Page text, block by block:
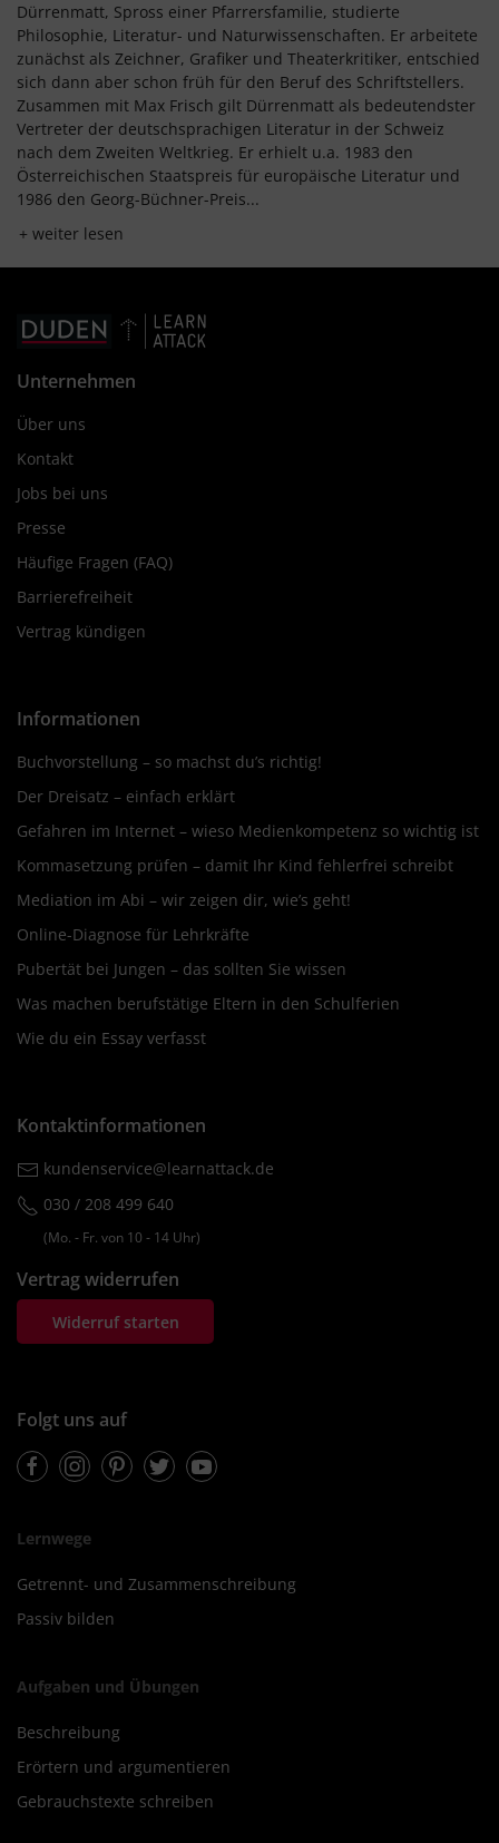
Dürrenmatt, Spross einer Pfarrersfamilie, studierte
Philosophie, Literatur- und Naturwissenschaften. Er arbeitete
zunächst als Zeichner, Grafiker und Theaterkritiker, entschied
sich dann aber schon früh für den Beruf des Schriftstellers.
Zusammen mit Max Frisch gilt Dürrenmatt als bedeutendster
Vertreter der deutschsprachigen Literatur in der Schweiz
nach dem Zweiten Weltkrieg. Er erhielt u.a. 1983 den
Österreichischen Staatspreis für europäische Literatur und
1986 den Georg-Büchner-Preis...
weiter lesen
Unternehmen
Über uns
Kontakt
Jobs bei uns
Presse
Häufige Fragen (FAQ)
Barrierefreiheit
Vertrag kündigen
Informationen
Buchvorstellung – so machst du’s richtig!
Der Dreisatz – einfach erklärt
Gefahren im Internet – wieso Medienkompetenz so wichtig ist
Kommasetzung prüfen – damit Ihr Kind fehlerfrei schreibt
Mediation im Abi – wir zeigen dir, wie’s geht!
Online-Diagnose für Lehrkräfte
Pubertät bei Jungen – das sollten Sie wissen
Was machen berufstätige Eltern in den Schulferien
Wie du ein Essay verfasst
Kontaktinformationen
kundenservice@learnattack.de
030 / 208 499 640
(Mo. ‐ Fr. von 10 ‐ 14 Uhr)
Vertrag widerrufen
Widerruf starten
Folgt uns auf
FacebookInstagramPinterestTwitterYoutube
Lernwege
Getrennt- und Zusammenschreibung
Passiv bilden
Aufgaben und Übungen
Beschreibung
Erörtern und argumentieren
Gebrauchstexte schreiben